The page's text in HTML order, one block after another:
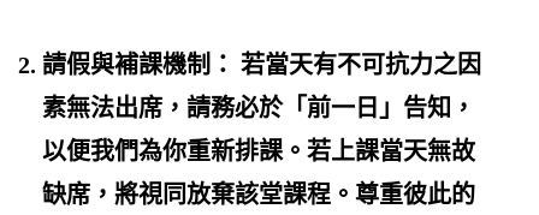
請假與補課機制： 若當天有不可抗力之因
素無法出席，請務必於「前一日」告知，
以便我們為你重新排課。若上課當天無故
缺席，將視同放棄該堂課程。尊重彼此的